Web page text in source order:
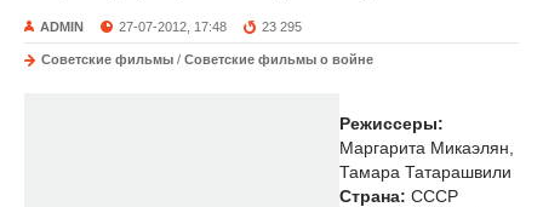
ADMIN 27-07-2012, 17:48 23 295
Советские фильмы / Советские фильмы о войне
Режиссеры:
Маргарита Микаэлян,
Тамара Татарашвили
Страна: СССР